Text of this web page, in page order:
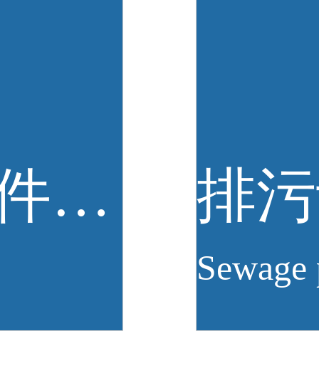
突发环境事件应急预案